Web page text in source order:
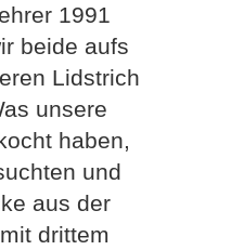
1991
beide aufs
Lidstrich
unsere
haben,
und
aus der
drittem